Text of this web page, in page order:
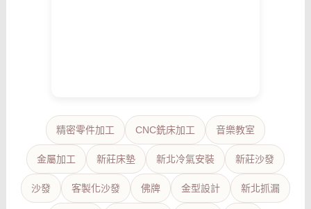
精密零件加工 CNC銑床加工 音樂教室
金屬加工 新莊床墊 新北冷氣安裝 新莊沙發
沙發 客製化沙發 佛牌 金型設計 新北抓漏